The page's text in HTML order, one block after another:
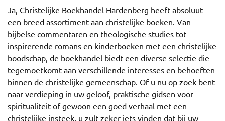
Ja, Christelijke Boekhandel Hardenberg heeft absoluut
een breed assortiment aan christelijke boeken. Van
bijbelse commentaren en theologische studies tot
inspirerende romans en kinderboeken met een christelijke
boodschap, de boekhandel biedt een diverse selectie die
tegemoetkomt aan verschillende interesses en behoeften
binnen de christelijke gemeenschap. Of u nu op zoek bent
naar verdieping in uw geloof, praktische gidsen voor
spiritualiteit of gewoon een goed verhaal met een
christelijke insteek, u zult zeker iets vinden dat bij uw